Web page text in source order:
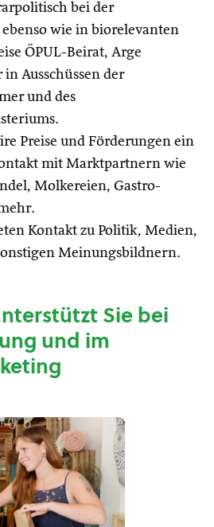
bei der
wie in biorelevanten
ÖPUL-Beirat, Arge
Ausschüssen der
und des
Preise und Förderungen ein
mit Marktpartnern wie
Molkereien, Gastro-
Kontakt zu Politik, Medien,
Meinungsbildnern.
Sie bei
und im